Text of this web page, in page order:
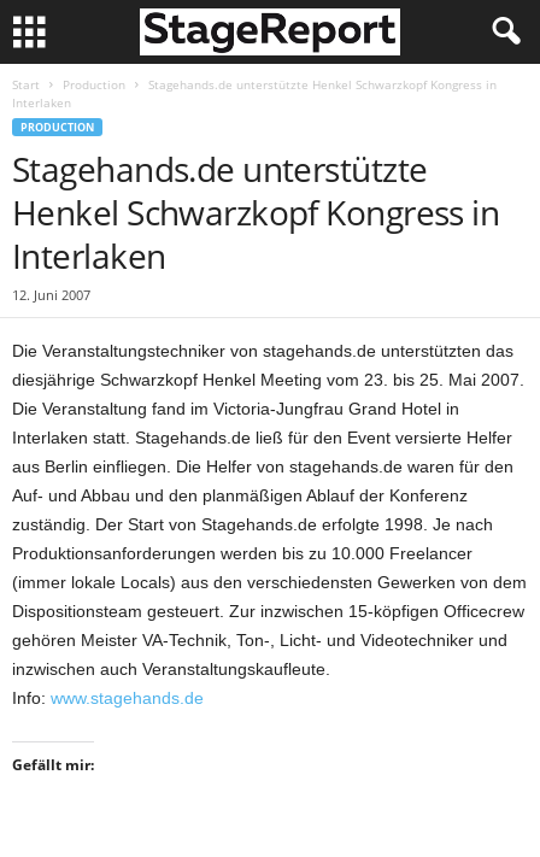
Start Production
Stagehands.de unterstützte Henkel Schwarzkopf Kongress in
Interlaken
PRODUCTION
Stagehands.de unterstützte
Henkel Schwarzkopf Kongress in
Interlaken
12. Juni 2007
Die Veranstaltungstechniker von stagehands.de unterstützten das
diesjährige Schwarzkopf Henkel Meeting vom 23. bis 25. Mai 2007.
Die Veranstaltung fand im Victoria-Jungfrau Grand Hotel in
Interlaken statt. Stagehands.de ließ für den Event versierte Helfer
aus Berlin einfliegen. Die Helfer von stagehands.de waren für den
Auf- und Abbau und den planmäßigen Ablauf der Konferenz
zuständig. Der Start von Stagehands.de erfolgte 1998. Je nach
Produktionsanforderungen werden bis zu 10.000 Freelancer
(immer lokale Locals) aus den verschiedensten Gewerken von dem
Dispositionsteam gesteuert. Zur inzwischen 15-köpfigen Officecrew
gehören Meister VA-Technik, Ton-, Licht- und Videotechniker und
inzwischen auch Veranstaltungskaufleute.
Info: www.stagehands.de
Gefällt mir: